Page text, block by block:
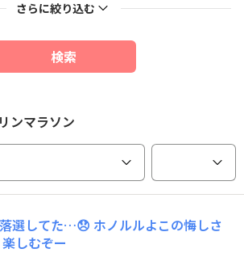
さらに絞り込む
検索
ンマラソン
選してた…😞 ホノルルよこの悔しさ
しむぞー